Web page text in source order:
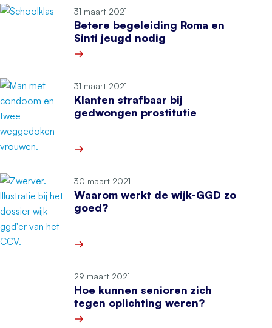
31 maart 2021
Betere begeleiding Roma en
Sinti jeugd nodig
31 maart 2021
Klanten strafbaar bij
gedwongen prostitutie
30 maart 2021
Waarom werkt de wijk-GGD zo
goed?
29 maart 2021
Hoe kunnen senioren zich
tegen oplichting weren?